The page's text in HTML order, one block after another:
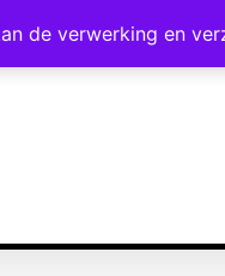
de verwerking en